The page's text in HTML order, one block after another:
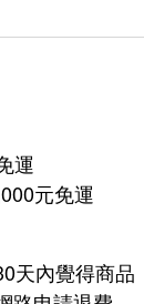
運
元免運
天內覺得商品